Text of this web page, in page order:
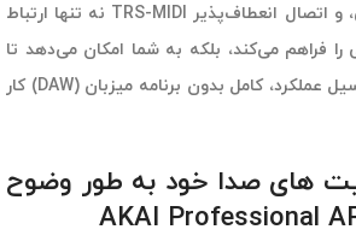
جک‌های Gate/CV داخلی، و اتصال انعطاف‌پذیر TRS-MIDI نه تنها ارتباط
را فراهم می‌کند، بلکه به شما امکان می‌دهد تا
بدون از دست دادن پتانسیل عملکرد، کامل بدون برنامه میزبان (DAW) کار
های صدا خود به طور وضوح